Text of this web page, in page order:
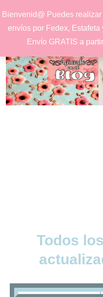
Bienvenid@ Puedes
envíos por Fedex,
Envío GRATIS a
Todos